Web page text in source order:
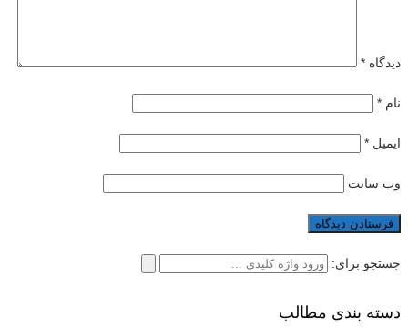
دیدگاه *
نام *
ایمیل *
وب‌ سایت
جستجو برای:
دسته بندی مطالب